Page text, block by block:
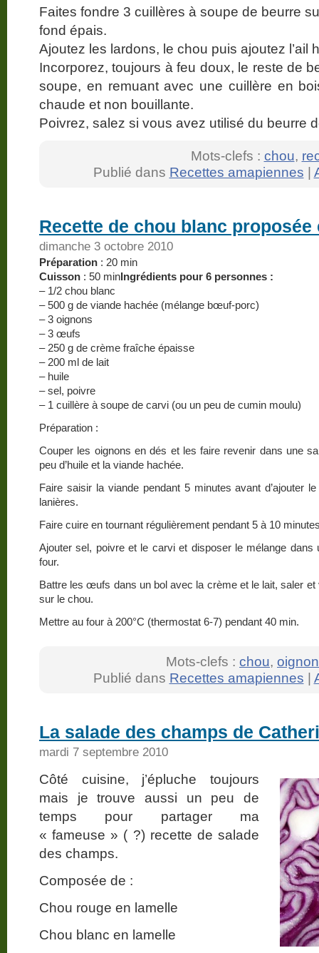
Faites fondre 3 cuillères à soupe de beurre
fond épais.
Ajoutez les lardons, le chou puis ajoutez l’ail
Incorporez, toujours à feu doux, le reste de
soupe, en remuant avec une cuillère en
chaude et non bouillante.
Poivrez, salez si vous avez utilisé du beurre
Mots-clefs : chou,
Publié dans Recettes amapiennes |
Recette de chou blanc
dimanche 3 octobre 2010
Préparation : 20 min
Cuisson : 50 min Ingrédients pour 6 personnes :
– 1/2 chou blanc
– 500 g de viande hachée (mélange bœuf-porc)
– 3 oignons
– 3 œufs
– 250 g de crème fraîche épaisse
– 200 ml de lait
– huile
– sel, poivre
– 1 cuillère à soupe de carvi (ou un peu de cumin moulu)
Préparation :
Couper les oignons en dés et les faire revenir dans une
peu d’huile et la viande hachée.
Faire saisir la viande pendant 5 minutes avant d’ajouter
lanières.
Faire cuire en tournant régulièrement pendant 5 à 10
Ajouter sel, poivre et le carvi et disposer le mélange dans
four.
Battre les œufs dans un bol avec la crème et le lait, saler et
sur le chou.
Mettre au four à 200°C (thermostat 6-7) pendant 40 min.
Mots-clefs : chou, oignon
Publié dans Recettes amapiennes |
La salade des champs de
mardi 7 septembre 2010
Côté cuisine, j’épluche toujours
mais je trouve aussi un peu de
temps pour partager ma
« fameuse » ( ?) recette de salade
des champs.
Composée de :
Chou rouge en lamelle
Chou blanc en lamelle